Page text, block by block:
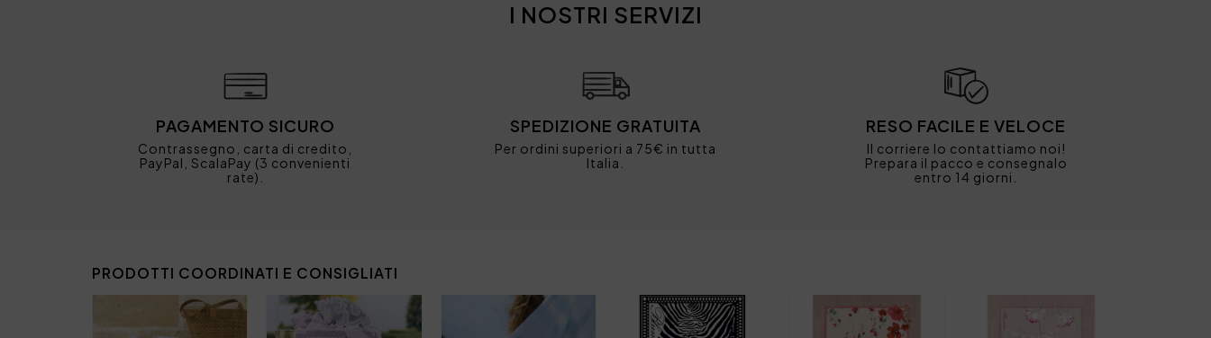
I NOSTRI SERVIZI
PAGAMENTO SICURO
Contrassegno, carta di credito,
PayPal, ScalaPay (3 convenienti
rate).
SPEDIZIONE GRATUITA
Per ordini superiori a 75€ in tutta
Italia.
RESO FACILE E VELOCE
Il corriere lo contattiamo noi!
Prepara il pacco e consegnalo
entro 14 giorni.
PRODOTTI COORDINATI E CONSIGLIATI